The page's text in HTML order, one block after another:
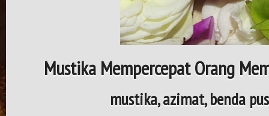
Mustika Mempercepat Orang
mustika, azimat, benda